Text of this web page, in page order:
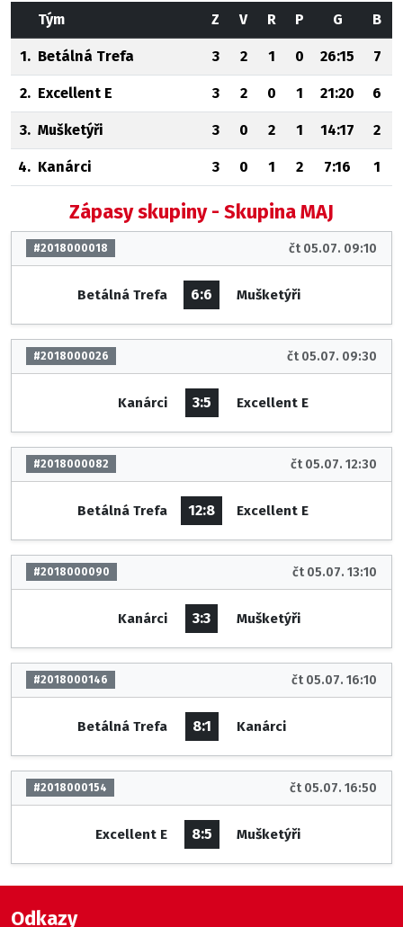
Tým Z V R P G B
1. Betálná Trefa 3 2 1 0 26:15 7
2. Excellent E 3 2 0 1 21:20 6
3. Mušketýři 3 0 2 1 14:17 2
4. Kanárci 3 0 1 2 7:16 1
Zápasy skupiny - Skupina MAJ
#2018000018 čt 05.07. 09:10
Betálná Trefa 6:6 Mušketýři
#2018000026 čt 05.07. 09:30
Kanárci 3:5 Excellent E
#2018000082 čt 05.07. 12:30
Betálná Trefa 12:8 Excellent E
#2018000090 čt 05.07. 13:10
Kanárci 3:3 Mušketýři
#2018000146 čt 05.07. 16:10
Betálná Trefa 8:1 Kanárci
#2018000154 čt 05.07. 16:50
Excellent E 8:5 Mušketýři
Odkazy